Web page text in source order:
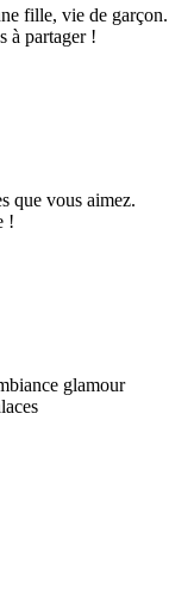
fille, vie de garçon.
à partager !
que vous aimez.
!
glamour